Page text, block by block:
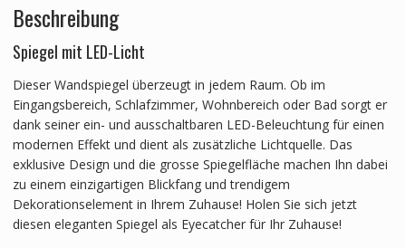
Beschreibung
Spiegel mit LED-Licht
Dieser Wandspiegel überzeugt in jedem Raum. Ob im
Eingangsbereich, Schlafzimmer, Wohnbereich oder Bad sorgt er
dank seiner ein- und ausschaltbaren LED-Beleuchtung für einen
modernen Effekt und dient als zusätzliche Lichtquelle. Das
exklusive Design und die grosse Spiegelfläche machen Ihn dabei
zu einem einzigartigen Blickfang und trendigem
Dekorationselement in Ihrem Zuhause! Holen Sie sich jetzt
diesen eleganten Spiegel als Eyecatcher für Ihr Zuhause!